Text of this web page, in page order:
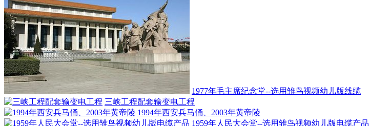
1977年毛主席纪念堂--选用雏鸟视频幼儿版线缆
三峡工程配套输变电工程
1994年西安兵马俑、2003年黄帝陵
1959年人民大会堂--选用雏鸟视频幼儿版电缆产品